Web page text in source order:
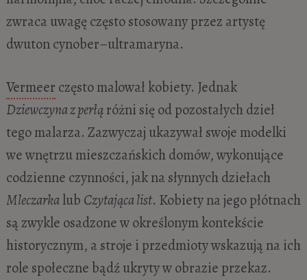
zwraca uwagę często stosowany przez artystę
dwuton cynober–ultramaryna.
Vermeer często malował kobiety. Jednak
Dziewczyna z perłąróżni się od pozostałych dzieł
tego malarza. Zazwyczaj ukazywał swoje modelki
we wnętrzu mieszczańskich domów, wykonujące
codzienne czynności, jak na słynnych dziełach
Mleczarkalub Czytająca list. Kobiety na jego płótnach
są zwykle osadzone w określonym kontekście
historycznym, a stroje i przedmioty wskazują na ich
role społeczne bądź ukryty w obrazie przekaz.